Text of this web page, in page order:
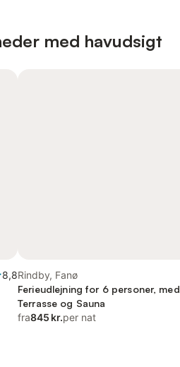
med havudsigt
8,8Rindby, Fanø
Ferieudlejning for 6 personer, med
Terrasse og Sauna
fra845 kr.per nat